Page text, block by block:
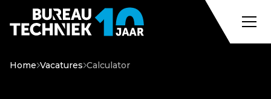
Home Vacatures Calculator